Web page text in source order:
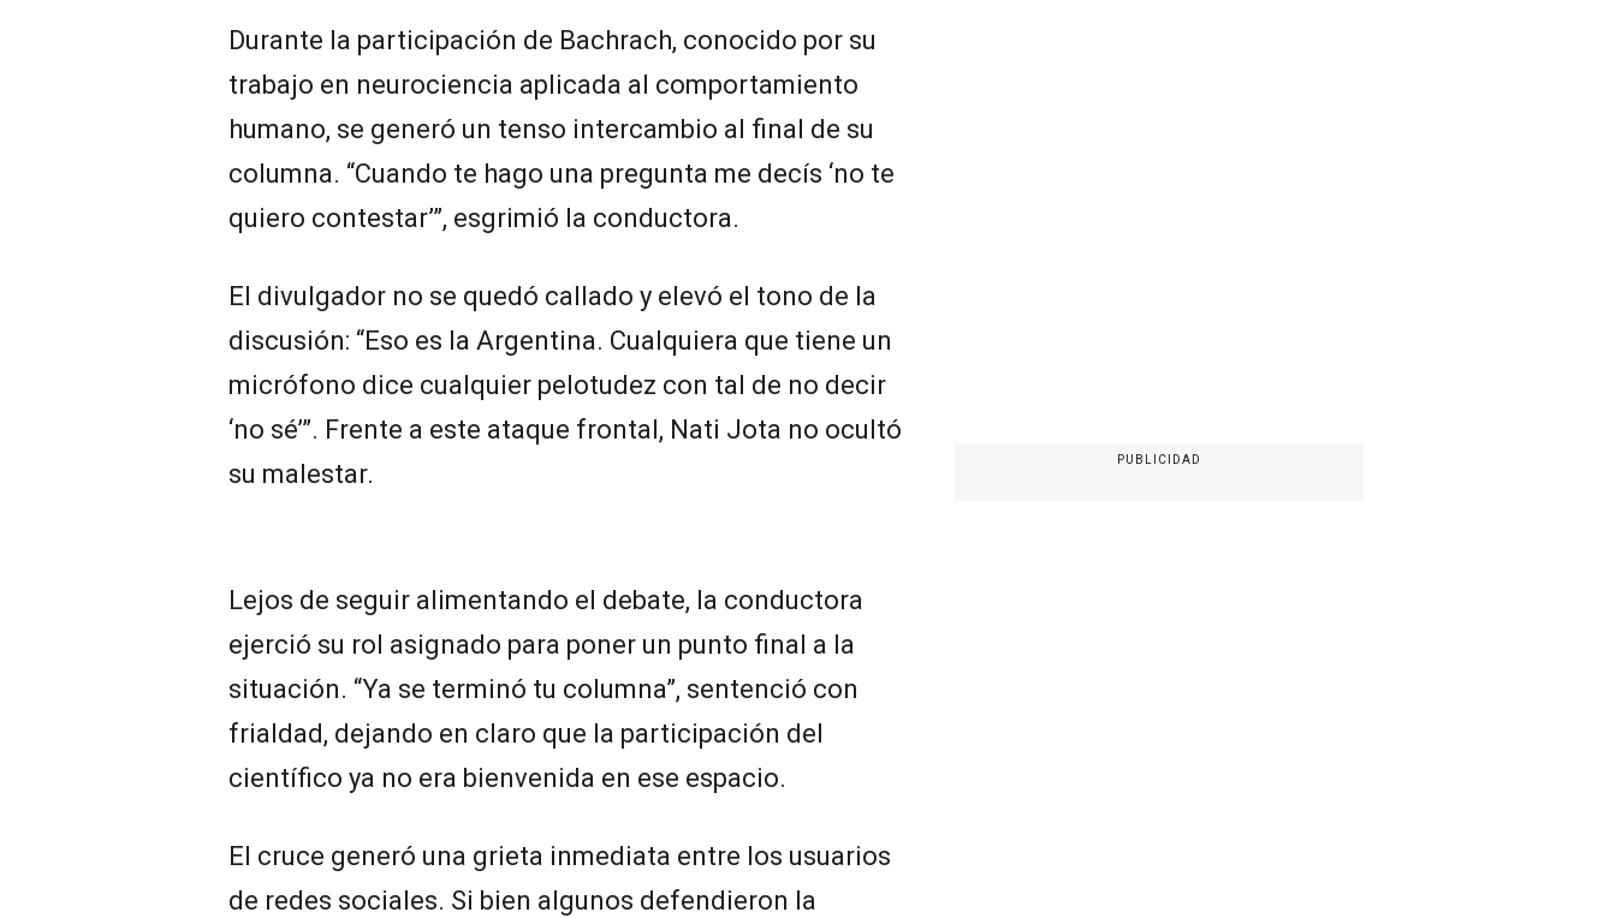
Durante la participación de Bachrach, conocido por su
trabajo en neurociencia aplicada al comportamiento
humano, se generó un tenso intercambio al final de su
columna. “Cuando te hago una pregunta me decís ‘no te
quiero contestar’”, esgrimió la conductora.
El divulgador no se quedó callado y elevó el tono de la
discusión: “Eso es la Argentina. Cualquiera que tiene un
micrófono dice cualquier pelotudez con tal de no decir
‘no sé’”. Frente a este ataque frontal, Nati Jota no ocultó
su malestar.
Lejos de seguir alimentando el debate, la conductora
ejerció su rol asignado para poner un punto final a la
situación. “Ya se terminó tu columna”, sentenció con
frialdad, dejando en claro que la participación del
científico ya no era bienvenida en ese espacio.
El cruce generó una grieta inmediata entre los usuarios
de redes sociales. Si bien algunos defendieron la
PUBLICIDAD